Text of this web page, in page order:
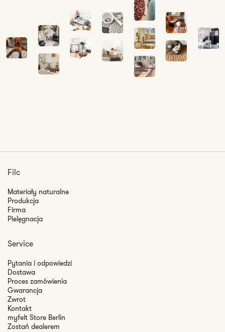
Filc
Materiały naturalne
Produkcja
Firma
Pielęgnacja
Service
Pytania i odpowiedzi
Dostawa
Proces zamówienia
Gwarancja
Zwrot
Kontakt
myfelt Store Berlin
Zostań dealerem